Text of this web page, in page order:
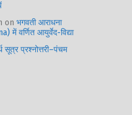
on भगवती आराधना
वर्णित आयुर्वेद-विद्या
सूत्र प्रश्नोत्तरी–पंचम